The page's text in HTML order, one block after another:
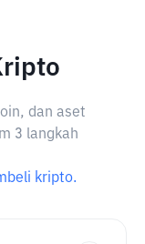
dan aset
3 langkah
kripto.